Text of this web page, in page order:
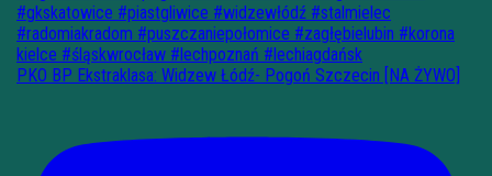
PKO BP Ekstraklasa: Widzew Łódź- Pogoń Szczecin [NA ŻYWO]